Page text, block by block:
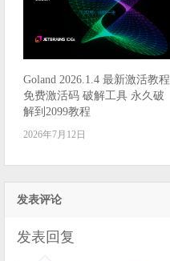
Goland 2026.1.4 最新激活教程
免费激活码 破解工具 永久破
解到2099教程
2026年7月12日
发表评论
发表回复